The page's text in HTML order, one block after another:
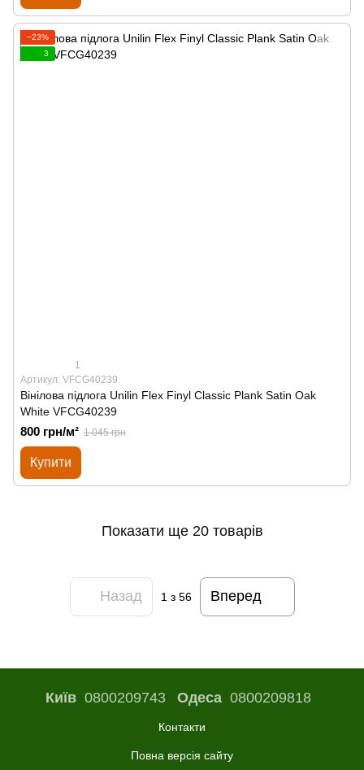
−23%
3
1
Артикул: VFCG40239
Вінілова підлога Unilin Flex Finyl Classic Plank Satin Oak
White VFCG40239
800 грн/м² 1 045 грн
Купити
Показати ще 20 товарів
Назад 1 з 56 Вперед
Київ0800209743 Одеса0800209818
Контакти
Повна версія сайту